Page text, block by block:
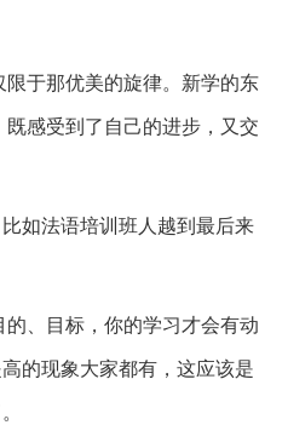
于那优美的旋律。新学的东
感受到了自己的进步，又交
如法语培训班人越到最后来
、目标，你的学习才会有动
的现象大家都有，这应该是